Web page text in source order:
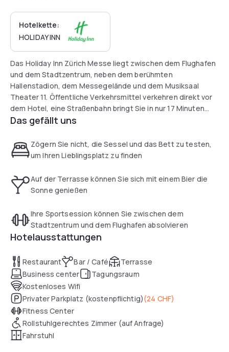
Hotelkette:
HOLIDAY INN
Das Holiday Inn Zürich Messe liegt zwischen dem Flughafen
und dem Stadtzentrum, neben dem berühmten
Hallenstadion, dem Messegelände und dem Musiksaal
Theater 11. Öffentliche Verkehrsmittel verkehren direkt vor
dem Hotel, eine Straßenbahn bringt Sie in nur 17 Minuten
direkt in die Innenstadt und mit einer anderen Linie
klimatisierten Zimmer bieten kostenfreien Highspeed-
Internetzugang, WLAN, Kaffee- und Teezubehör, einen
ergonomischen bequemen Sessel. Verweilen Sie im
modernen Ambiente der Brasserie Bits & Bites oder auf der
Lieblingsdrink oder einen kleinen Snack in der Bar. Eine
Internetstation steht in der Lobby kostenfrei zur Verfügung.
Den Fitnessraum des Holiday Inn Zürich Messe nutzen Sie
ebenfalls ohne Aufpreis.
Das gefällt uns
Zögern Sie nicht, die Sessel und das Bett zu testen,
um Ihren Lieblingsplatz zu finden
Auf der Terrasse können Sie sich mit einem Bier die
Sonne genießen
Ihre Sportsession können Sie zwischen dem
Stadtzentrum und dem Flughafen absolvieren
Hotelausstattungen
Restaurant Bar / Café
Terrasse
Business center
Tagungsraum
Kostenloses Wifi
Privater Parkplatz (kostenpflichtig)(24 CHF)
Fitness Center
Rollstuhlgerechtes Zimmer (auf Anfrage)
Fahrstuhl